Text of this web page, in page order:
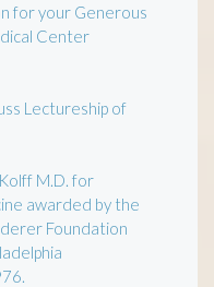
for your Generous
Center
Lectureship of
M.D. for
awarded by the
Foundation